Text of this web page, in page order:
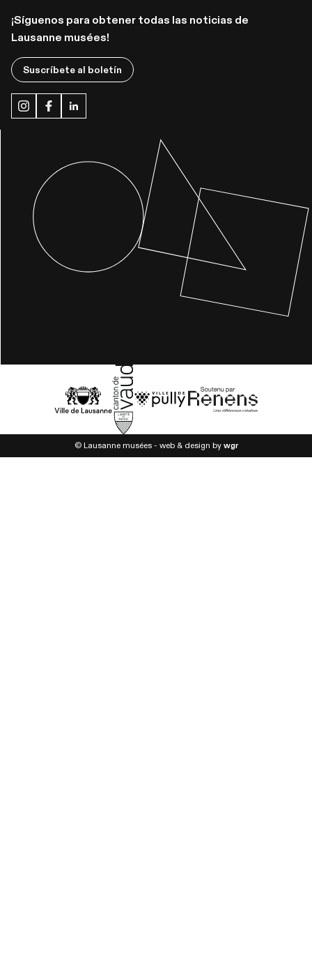
¡Síguenos para obtener todas las noticias de
Lausanne musées!
Suscríbete al boletín
© Lausanne musées - web & design by wgr